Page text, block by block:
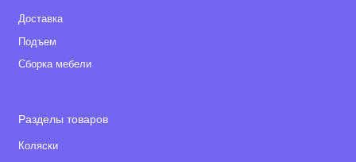
Доставка
Подъем
Сборка мебели
Разделы товаров
Коляски